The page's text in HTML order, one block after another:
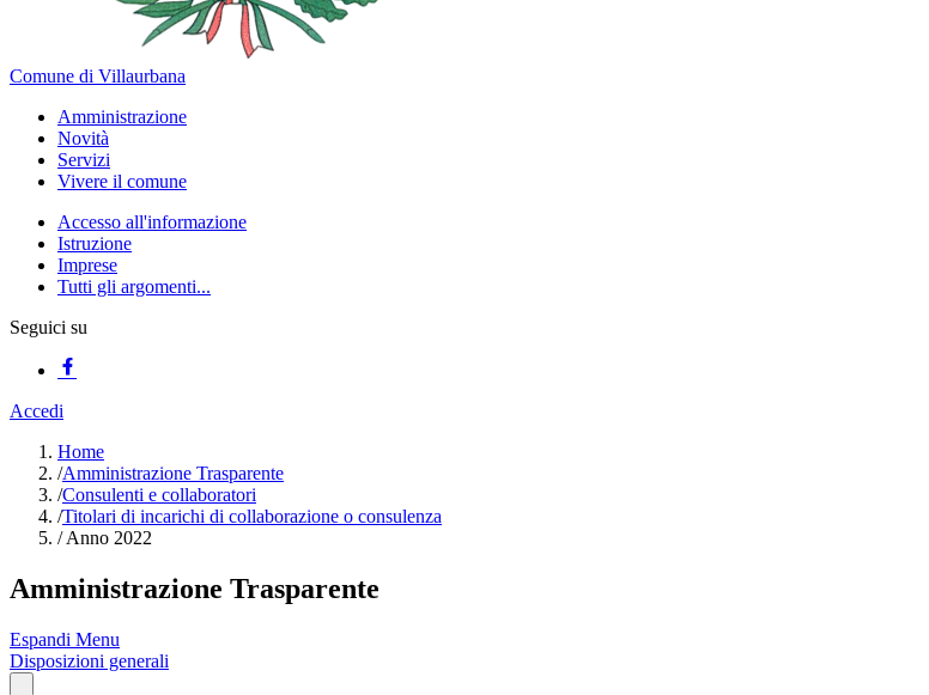
Comune di Villaurbana
Amministrazione
Novità
Servizi
Vivere il comune
Accesso all'informazione
Istruzione
Imprese
Tutti gli argomenti...
Seguici su
Accedi
Home
/Amministrazione Trasparente
/Consulenti e collaboratori
/Titolari di incarichi di collaborazione o consulenza
/Anno 2022
Amministrazione Trasparente
Espandi Menu
Disposizioni generali